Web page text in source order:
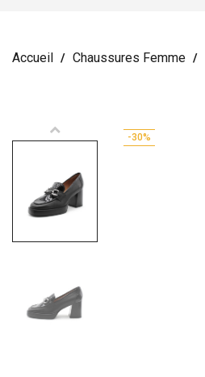
Accueil Chaussures Femme
-30%